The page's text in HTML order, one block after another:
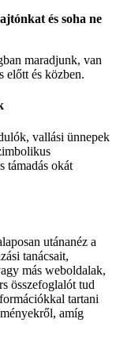
és soha ne
maradjunk, van
előtt és közben.
vallási ünnepek
támadás okát
utánanéz a
tanácsait,
más weboldalak,
összefoglalót tud
tartani
amíg